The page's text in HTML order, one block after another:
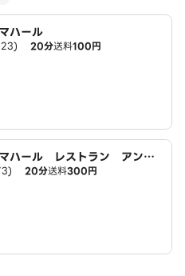
ハール
20分送料100円
ハール レストラン アンド
20分送料300円